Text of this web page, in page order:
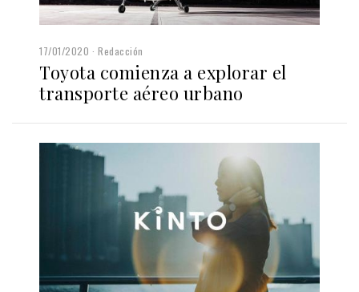
17/01/2020 Redacción
Toyota comienza a explorar el
transporte aéreo urbano